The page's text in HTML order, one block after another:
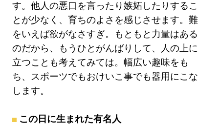
す。他人の悪口を言ったり嫉妬したりするこ
とが少なく、育ちのよさを感じさせます。難
をいえば欲がなさすぎ。もともと力量はある
のだから、もうひとがんばりして、人の上に
立つことも考えてみては。幅広い趣味をも
ち、スポーツでもおけいこ事でも器用にこな
します。
この日に生まれた有名人